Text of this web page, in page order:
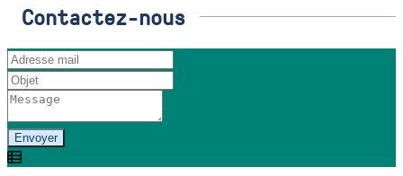
Contactez-nous
Envoyer